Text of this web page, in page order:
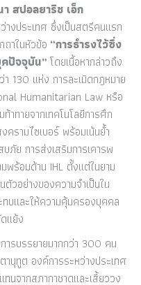
สปอลยาริช เอ็ก
งประเทศ ซึ่งเป็นสตรีคนแรก
าในหัวข้อ “การธำรงไว้ซึ่ง
ปัจจุบัน”โดยเนื้อหากล่าวถึง
130 แห่ง การละเมิดกฎหมาย
Humanitarian Law หรือ
าทายจากเทคโนโลยีการศึก
รามไซเบอร์ พร้อมเน้นย้ำ
ภัย การส่งเสริมการเคารพ
พร้อมด้าน IHL ตั้งแต่ในยาม
วอย่างของความจำเป็นใน
บและให้ความคุ้มครองบุคคล
แย้ง
ารบรรยายมากกว่า 300 คน
นุทูต องค์การระหว่างประเทศ
จากสภากาชาดและเสี้ยววง